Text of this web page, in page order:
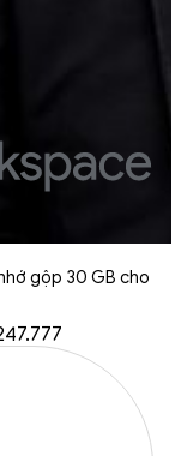
gộp 30 GB cho